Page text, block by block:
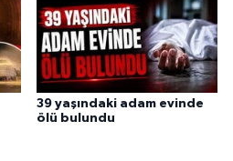
39 yaşındaki adam evinde
ölü bulundu